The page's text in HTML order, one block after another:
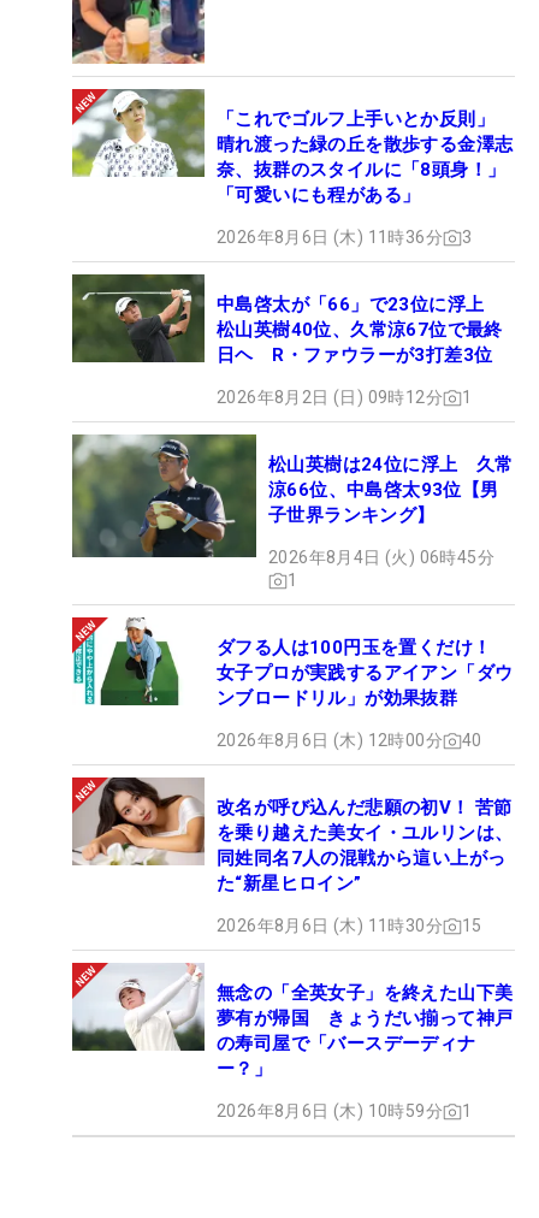
「これでゴルフ上手いとか反則」
晴れ渡った緑の丘を散歩する金澤志
奈、抜群のスタイルに「8頭身！」
「可愛いにも程がある」
2026年8月6日 (木) 11時36分 3
中島啓太が「66」で23位に浮上
松山英樹40位、久常涼67位で最終
日ヘ R・ファウラーが3打差3位
2026年8月2日 (日) 09時12分 1
松山英樹は24位に浮上 久常
涼66位、中島啓太93位【男
子世界ランキング】
2026年8月4日 (火) 06時45分
1
ダフる人は100円玉を置くだけ！
女子プロが実践するアイアン「ダウ
ンブロードリル」が効果抜群
2026年8月6日 (木) 12時00分 40
改名が呼び込んだ悲願の初V！ 苦節
を乗り越えた美女イ・ユルリンは、
同姓同名7人の混戦から這い上がっ
た“新星ヒロイン”
2026年8月6日 (木) 11時30分 15
無念の「全英女子」を終えた山下美
夢有が帰国 きょうだい揃って神戸
の寿司屋で「バースデーディナ
ー？」
2026年8月6日 (木) 10時59分 1